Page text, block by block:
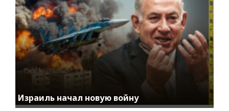
Израиль начал новую войну